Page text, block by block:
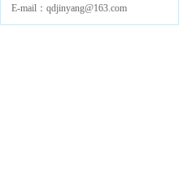
E-mail：qdjinyang@163.com